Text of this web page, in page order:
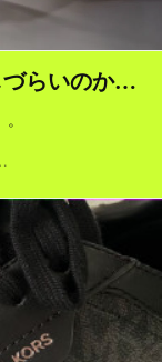
づらいのか…
ウイルス